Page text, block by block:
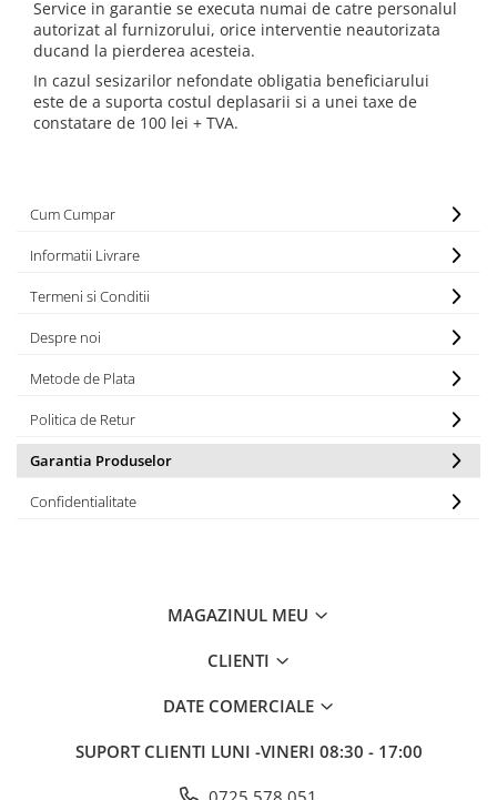
Service in garantie se executa numai de catre personalul
autorizat al furnizorului, orice interventie neautorizata
ducand la pierderea acesteia.
In cazul sesizarilor nefondate obligatia beneficiarului
este de a suporta costul deplasarii si a unei taxe de
constatare de 100 lei + TVA.
Cum Cumpar
Informatii Livrare
Termeni si Conditii
Despre noi
Metode de Plata
Politica de Retur
Garantia Produselor
Confidentialitate
MAGAZINUL MEU
CLIENTI
DATE COMERCIALE
SUPORT CLIENTI LUNI -VINERI 08:30 - 17:00